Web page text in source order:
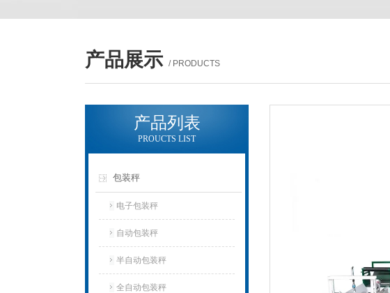
产品展示 / PRODUCTS
产品列表
PROUCTS LIST
包装秤
电子包装秤
自动包装秤
半自动包装秤
全自动包装秤